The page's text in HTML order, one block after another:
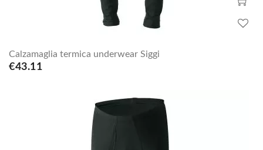
Calzamaglia termica underwear Siggi
€43.11